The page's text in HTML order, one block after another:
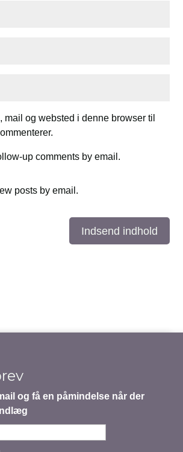
mail og websted i denne browser til
up comments by email.
posts by email.
Indsend indhold
og få en påmindelse når der